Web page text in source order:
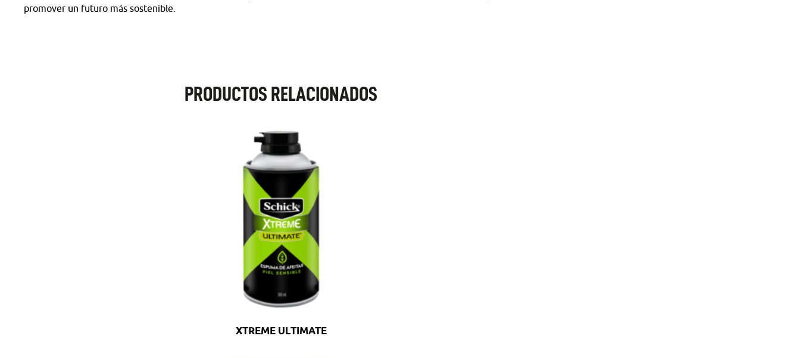
promover un futuro más sostenible.
PRODUCTOS RELACIONADOS
XTREME ULTIMATE